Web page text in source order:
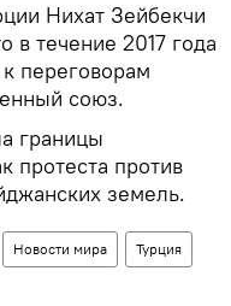
Нихат Зейбекчи
в течение 2017 года
переговорам
союз.
границы
протеста против
земель.
Новости мира Турция